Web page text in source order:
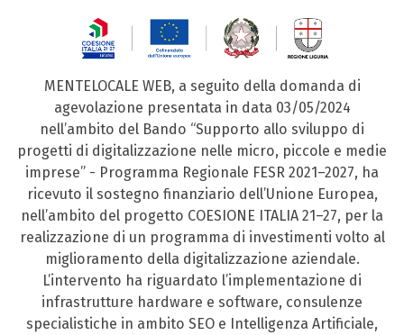
MENTELOCALE WEB, a seguito della domanda di
agevolazione presentata in data 03/05/2024
nell’ambito del Bando “Supporto allo sviluppo di
progetti di digitalizzazione nelle micro, piccole e medie
imprese” - Programma Regionale FESR 2021–2027, ha
ricevuto il sostegno finanziario dell’Unione Europea,
nell’ambito del progetto COESIONE ITALIA 21–27, per la
realizzazione di un programma di investimenti volto al
miglioramento della digitalizzazione aziendale.
L’intervento ha riguardato l’implementazione di
infrastrutture hardware e software, consulenze
specialistiche in ambito SEO e Intelligenza Artificiale,